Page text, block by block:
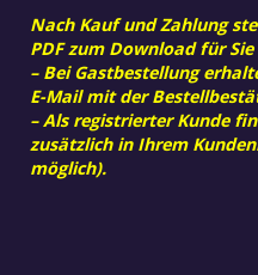
Nach Kauf und Zahlung
PDF zum Download für
– Bei Gastbestellung
E-Mail mit der
– Als registrierter Kunde
zusätzlich in Ihrem
möglich).